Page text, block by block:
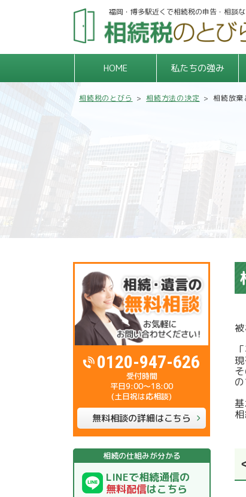
福岡・博多駅近くで相続税の申告・相談な
HOME 私たちの強み
相続税のとびら >相続方法の決定 >相続放棄
の
0120-947-626
平日9:00～18:00
(土日祝は応相談)
無料相談の詳細はこちら
LINEで相続通信の
無料配信はこちら
相続の仕組みが分かる